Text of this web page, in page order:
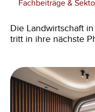
Fachbeiträge &
Die Landwirtschaft
tritt in ihre nächste